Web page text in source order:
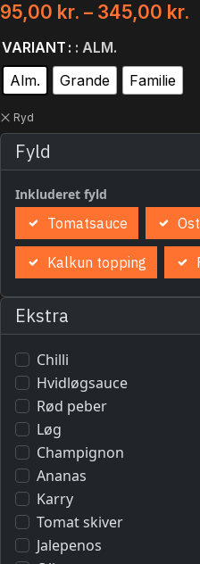
95,00 kr. – 345,00 kr.
VARIANT : ALM.
Alm.
Grande Familie
Ryd